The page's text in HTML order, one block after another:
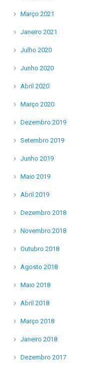
Março 2021
Janeiro 2021
Julho 2020
Junho 2020
Abril 2020
Março 2020
Dezembro 2019
Setembro 2019
Junho 2019
Maio 2019
Abril 2019
Dezembro 2018
Novembro 2018
Outubro 2018
Agosto 2018
Maio 2018
Abril 2018
Março 2018
Janeiro 2018
Dezembro 2017